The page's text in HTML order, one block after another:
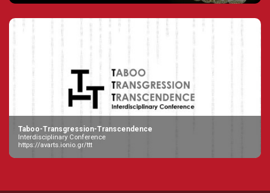
Taboo-Transgression-Transcendence
Interdisciplinary Conference
https://avarts.ionio.gr/ttt